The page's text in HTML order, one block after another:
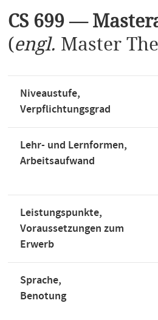
CS 699 —
(engl. Master
Niveaustufe,
Verpflichtungsgrad
Lehr- und Lernformen,
Arbeitsaufwand
Leistungspunkte,
Voraussetzungen zum
Erwerb
Sprache,
Benotung